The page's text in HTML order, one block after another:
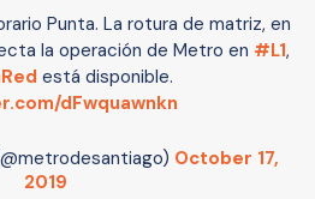
Punta. La rotura de matriz, en
la operación de Metro en #L1,
está disponible.
dFwquawnkn
October 17,
2019